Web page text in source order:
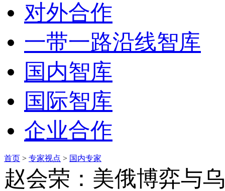
对外合作
一带一路沿线智库
国内智库
国际智库
企业合作
首页 > 专家视点 > 国内专家
赵会荣：美俄博弈与